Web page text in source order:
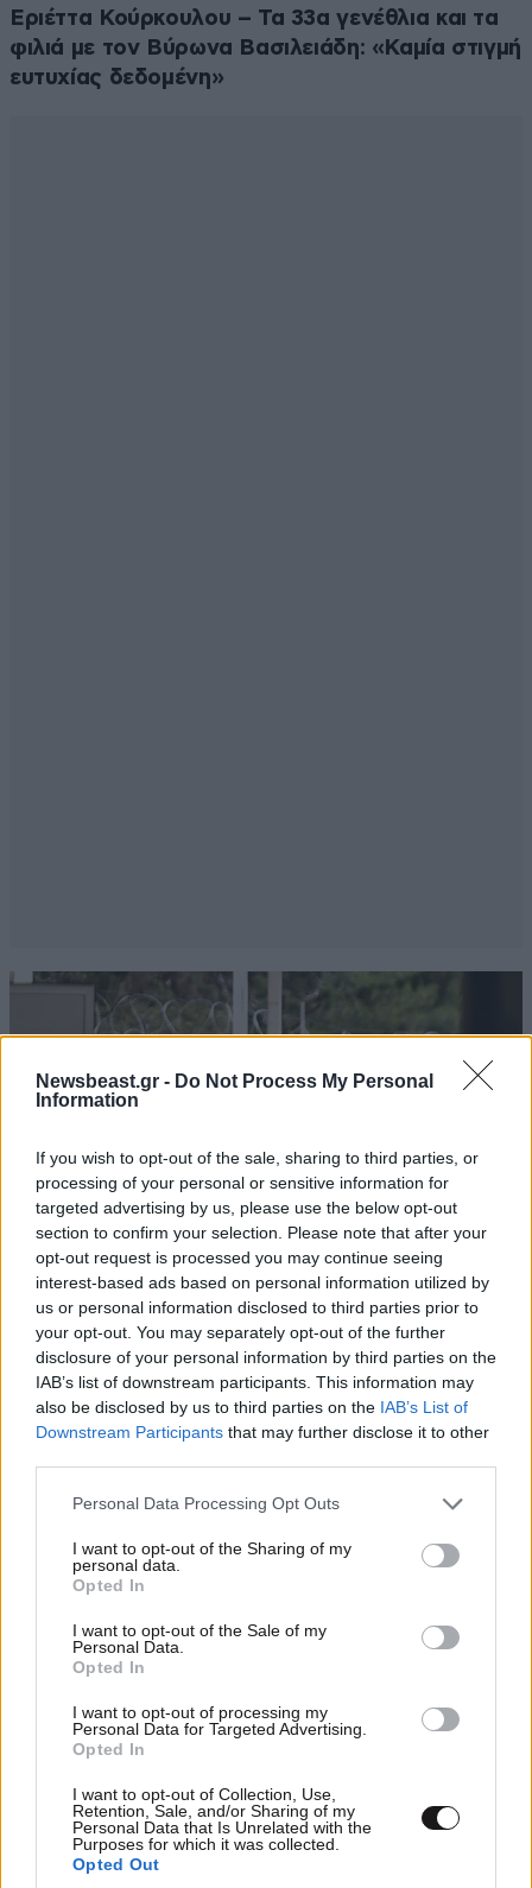
Newsbeast.gr - Do Not Process My Personal
Information
If you wish to opt-out of the sale, sharing to third parties, or
processing of your personal or sensitive information for
targeted advertising by us, please use the below opt-out
section to confirm your selection. Please note that after your
opt-out request is processed you may continue seeing
interest-based ads based on personal information utilized by
us or personal information disclosed to third parties prior to
your opt-out. You may separately opt-out of the further
disclosure of your personal information by third parties on the
IAB’s list of downstream participants. This information may
also be disclosed by us to third parties on the IAB’s List of
Downstream Participants that may further disclose it to other
Please note that this website/app uses one or more Google
not limited to your visit or usage behaviour. You may click to
grant or deny consent to Google and its third-party tags to
use your data for below specified purposes in below Google
consent section.
Personal Data Processing Opt Outs
I want to opt-out of the Sharing of my
personal data.
Opted In
I want to opt-out of the Sale of my
Personal Data.
Opted In
I want to opt-out of processing my
Personal Data for Targeted Advertising.
Opted In
I want to opt-out of Collection, Use,
Retention, Sale, and/or Sharing of my
Personal Data that Is Unrelated with the
Purposes for which it was collected.
Opted Out
Εριέττα Κούρκουλου – Τα 33α γενέθλια και τα
φιλιά με τον Βύρωνα Βασιλειάδη: «Καμία στιγμή
ευτυχίας δεδομένη»
09·08·2026 07:44
Η αυτοκρατορία του «Έντικ» και ο «μεγάλος»
που φέρεται να βρίσκεται πίσω του – Τι ορίζει ο
όρος Greek Mafia
3 ω. πριν
Οι 5 ασκήσεις που πρέπει να κάνετε για μια ζωή
με δύναμη και αυτονομία – Ένα απλό αλλά